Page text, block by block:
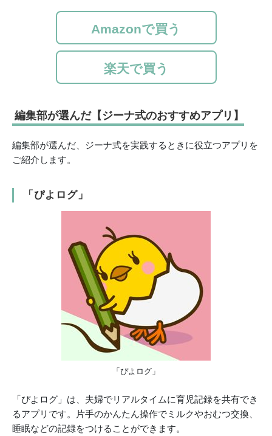
Amazonで買う
楽天で買う
編集部が選んだ【ジーナ式のおすすめアプリ】
編集部が選んだ、ジーナ式を実践するときに役立つアプリを
ご紹介します。
「ぴよログ」
「ぴよログ」
「ぴよログ」は、夫婦でリアルタイムに育児記録を共有でき
るアプリです。片手のかんたん操作でミルクやおむつ交換、
睡眠などの記録をつけることができます。